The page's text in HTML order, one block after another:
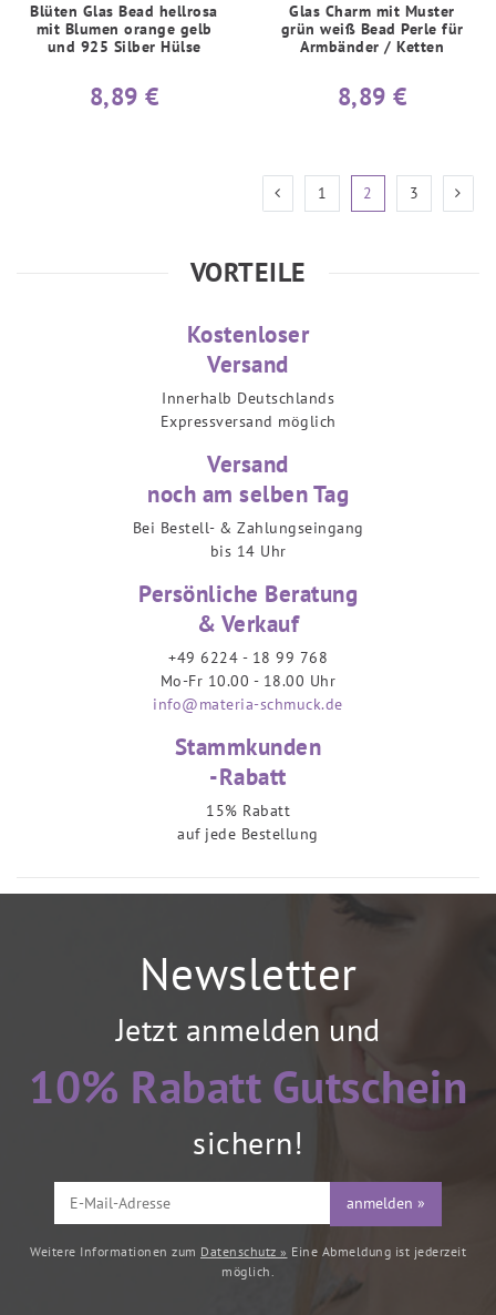
Blüten Glas Bead hellrosa
mit Blumen orange gelb
und 925 Silber Hülse
8,89 €
Glas Charm mit Muster
grün weiß Bead Perle für
Armbänder / Ketten
8,89 €
1 2 3
VORTEILE
Kostenloser
Versand
Innerhalb Deutschlands
Expressversand möglich
Versand
noch am selben Tag
Bei Bestell- & Zahlungseingang
bis 14 Uhr
Persönliche Beratung
& Verkauf
+49 6224 - 18 99 768
Mo-Fr 10.00 - 18.00 Uhr
info@materia-schmuck.de
Stammkunden
-Rabatt
15% Rabatt
auf jede Bestellung
Newsletter
Jetzt anmelden und
10% Rabatt Gutschein
sichern!
anmelden »
Weitere Informationen zum Datenschutz » Eine Abmeldung ist jederzeit
möglich.